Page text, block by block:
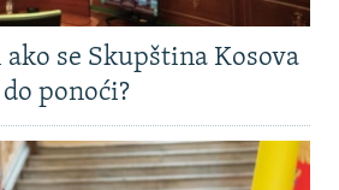
ako se Skupština Kosova
ponoći?